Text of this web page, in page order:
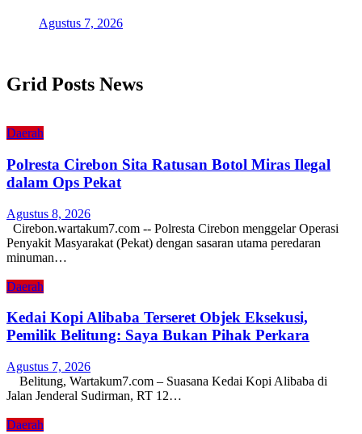
Agustus 7, 2026
Grid Posts News
Daerah
Polresta Cirebon Sita Ratusan Botol Miras Ilegal
dalam Ops Pekat
Agustus 8, 2026
Cirebon.wartakum7.com -- Polresta Cirebon menggelar Operasi
Penyakit Masyarakat (Pekat) dengan sasaran utama peredaran
minuman…
Daerah
Kedai Kopi Alibaba Terseret Objek Eksekusi,
Pemilik Belitung: Saya Bukan Pihak Perkara
Agustus 7, 2026
Belitung, Wartakum7.com – Suasana Kedai Kopi Alibaba di
Jalan Jenderal Sudirman, RT 12…
Daerah